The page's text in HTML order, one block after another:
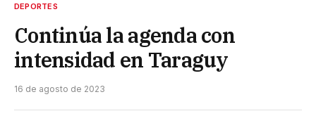
DEPORTES
Continúa la agenda con
intensidad en Taraguy
16 de agosto de 2023